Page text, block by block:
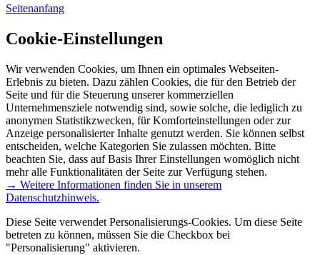
Seitenanfang
Cookie-Einstellungen
Wir verwenden Cookies, um Ihnen ein optimales Webseiten-
Erlebnis zu bieten. Dazu zählen Cookies, die für den Betrieb der
Seite und für die Steuerung unserer kommerziellen
Unternehmensziele notwendig sind, sowie solche, die lediglich zu
anonymen Statistikzwecken, für Komforteinstellungen oder zur
Anzeige personalisierter Inhalte genutzt werden. Sie können selbst
entscheiden, welche Kategorien Sie zulassen möchten. Bitte
beachten Sie, dass auf Basis Ihrer Einstellungen womöglich nicht
mehr alle Funktionalitäten der Seite zur Verfügung stehen.
→ Weitere Informationen finden Sie in unserem
Datenschutzhinweis.
Diese Seite verwendet Personalisierungs-Cookies. Um diese Seite
betreten zu können, müssen Sie die Checkbox bei
"Personalisierung" aktivieren.